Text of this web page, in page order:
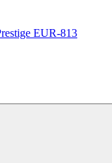
EUR-813